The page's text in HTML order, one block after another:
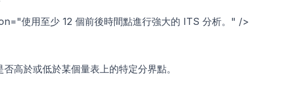
使用至少 12 個前後時間點進行強大的 ITS 分析。" />
高於或低於某個量表上的特定分界點。